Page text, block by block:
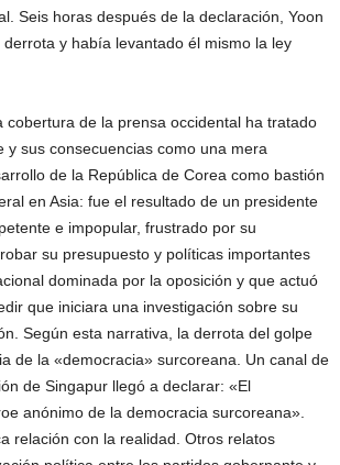
Seis horas después de la declaración, Yoon
y había levantado él mismo la ley
cobertura de la prensa occidental ha tratado
y sus consecuencias como una mera
de la República de Corea como bastión
en Asia: fue el resultado de un presidente
e impopular, frustrado por su
su presupuesto y políticas importantes
dominada por la oposición y que actuó
que iniciara una investigación sobre su
Según esta narrativa, la derrota del golpe
de la «democracia» surcoreana. Un canal de
de Singapur llegó a declarar: «El
anónimo de la democracia surcoreana».
relación con la realidad. Otros relatos